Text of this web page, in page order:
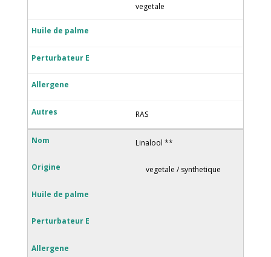
vegetale
RAS
Linalool **
vegetale / synthetique